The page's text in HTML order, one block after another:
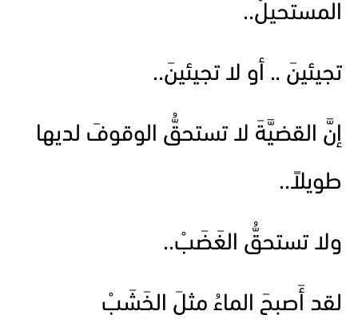
المستحيلْ..
تجيئينَ .. أو لا تجيئينَ..
إنَّ القضيَّةَ لا تستحقُّ الوقوفَ لديها
طويلاً..
ولا تستحقُّ الغَضَبْ..
لقد أَصبحَ الماءُ مثلَ الخَشَبْ